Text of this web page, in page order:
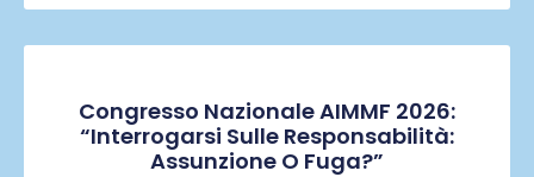
Congresso Nazionale AIMMF 2026:
“Interrogarsi Sulle Responsabilità:
Assunzione O Fuga?”